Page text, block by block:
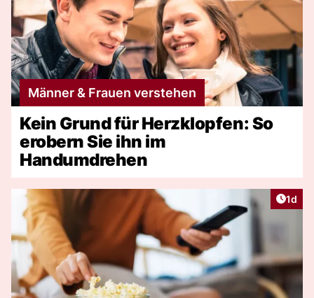
Männer & Frauen verstehen
Kein Grund für Herzklopfen: So
erobern Sie ihn im
Handumdrehen
1d